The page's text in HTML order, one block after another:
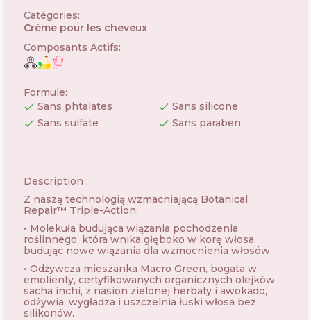
Catégories:
Crème pour les cheveux
Composants Actifs:
Formule:
Sans phtalates
Sans silicone
Sans sulfate
Sans paraben
Description :
Z naszą technologią wzmacniającą Botanical
Repair™ Triple-Action:
• Molekuła budująca wiązania pochodzenia
roślinnego, która wnika głęboko w korę włosa,
budując nowe wiązania dla wzmocnienia włosów.
• Odżywcza mieszanka Macro Green, bogata w
emolienty, certyfikowanych organicznych olejków
sacha inchi, z nasion zielonej herbaty i awokado,
odżywia, wygładza i uszczelnia łuski włosa bez
silikonów.